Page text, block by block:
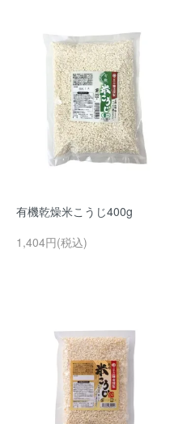
有機乾燥米こうじ400g
1,404円(税込)